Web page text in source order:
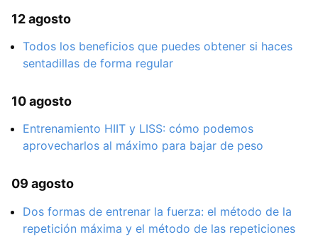
12 agosto
Todos los beneficios que puedes obtener si haces
sentadillas de forma regular
10 agosto
Entrenamiento HIIT y LISS: cómo podemos
aprovecharlos al máximo para bajar de peso
09 agosto
Dos formas de entrenar la fuerza: el método de la
repetición máxima y el método de las repeticiones